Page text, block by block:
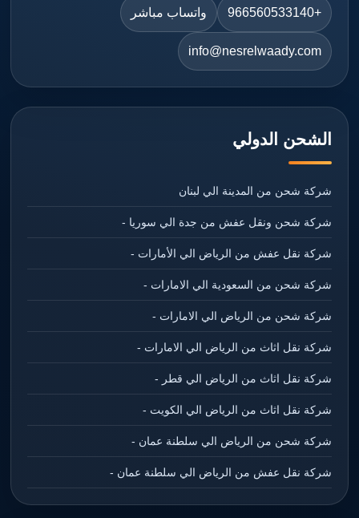
+966560533140 واتساب مباشر
info@nesrelwaady.com
الشحن الدولي
شركة شحن من المدينة الي لبنان
شركة شحن ونقل عفش من جدة الي سوريا -
شركة نقل عفش من الرياض الي الأمارات -
شركة شحن من السعودية الي الامارات -
شركة شحن من الرياض الي الامارات -
شركة نقل اثاث من الرياض الي الامارات -
شركة نقل اثاث من الرياض الي قطر -
شركة نقل اثاث من الرياض الي الكويت -
شركة شحن من الرياض الي سلطنة عمان -
شركة نقل عفش من الرياض الي سلطنة عمان -